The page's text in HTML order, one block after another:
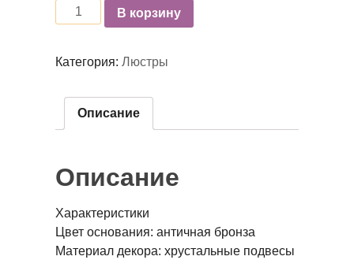
КоличествоВ корзину
Категория: Люстры
Описание
Описание
Характеристики
Цвет основания: античная бронза
Материал декора: хрустальные подвесы